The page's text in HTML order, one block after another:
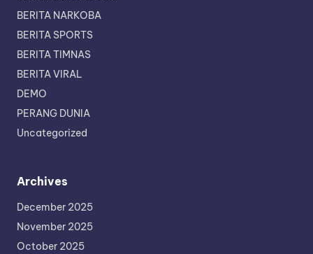
BERITA NARKOBA
BERITA SPORTS
BERITA TIMNAS
BERITA VIRAL
DEMO
PERANG DUNIA
Uncategorized
Archives
December 2025
November 2025
October 2025